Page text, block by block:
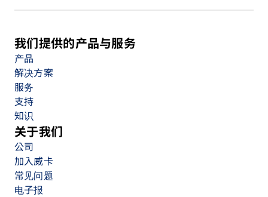
我们提供的产品与服务
产品
解决方案
服务
支持
知识
关于我们
公司
加入威卡
常见问题
电子报